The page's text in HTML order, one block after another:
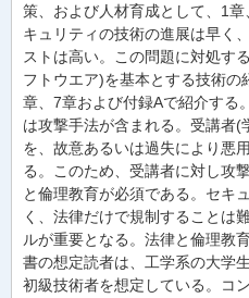
策、および人材育成として、1
キュリティの技術の進展は早く
ストは高い。この問題に対処す
フトウエア)を基本とする技術
章、7章および付録Aで紹介する
は攻撃手法が含まれる。受講者
を、故意あるいは過失により悪
る。このため、受講者に対し攻
と倫理教育が必須である。セキ
く、法律だけで規制することは
ルが重要となる。法律と倫理教
書の想定読者は、工学系の大学
初級技術者を想定している。コ